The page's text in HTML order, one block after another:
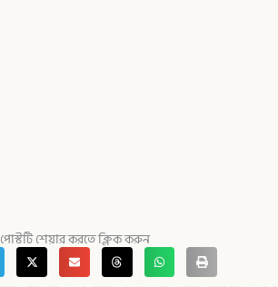
পোস্টটি শেয়ার করতে ক্লিক করুন